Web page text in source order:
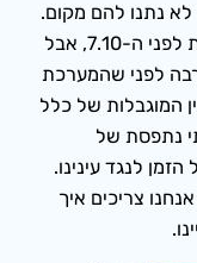
לא נתנו להם מקום.
הם לא היו בכלל חלק מקבלת ההחלטות לפני ה-7.10, אבל
לפני שהמערכת
המוגבלות של כלל
נתפסת של
לנגד עינינו.
צריכים איך